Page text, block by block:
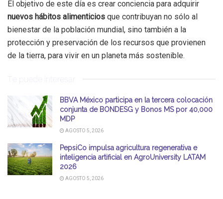
El objetivo de este día es crear conciencia para adquirir
nuevos hábitos alimenticios que contribuyan no sólo al
bienestar de la población mundial, sino también a la
protección y preservación de los recursos que provienen
de la tierra, para vivir en un planeta más sostenible.
Te puede interesar
BBVA México participa en la tercera colocación
conjunta de BONDESG y Bonos MS por 40,000
MDP
AGOSTO 5, 2026
PepsiCo impulsa agricultura regenerativa e
inteligencia artificial en AgroUniversity LATAM
2026
AGOSTO 5, 2026